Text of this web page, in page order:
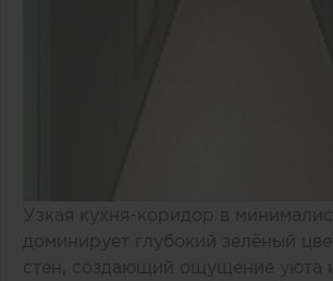
Узкая кухня-коридор в
доминирует глубокий зелёный
стен, создающий ощущение уюта